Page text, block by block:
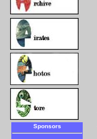
Sponsors